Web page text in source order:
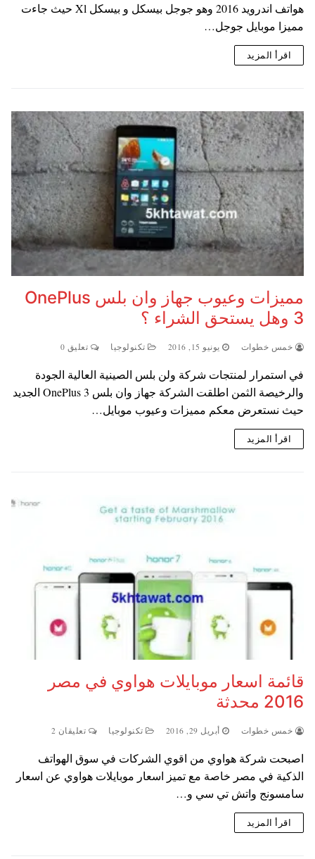
هواتف اندرويد 2016 وهو جوجل بيسكل و بيسكل Xl حيث جاءت
مميزا موبايل جوجل…
اقرأ المزيد
مميزات وعيوب جهاز وان بلس OnePlus
3 وهل يستحق الشراء ؟
خمس خطوات يونيو 15, 2016 تكنولوجيا تعليق 0
في استمرار لمنتجات شركة ولن بلس الصينية العالية الجودة
والرخيصة الثمن اطلقت الشركة جهاز وان بلس 3 OnePlus الجديد
حيث نستعرض معكم مميزات وعيوب موبايل…
اقرأ المزيد
قائمة اسعار موبايلات هواوي في مصر
2016 محدثة
خمس خطوات أبريل 29, 2016 تكنولوجيا تعليقان 2
اصبحت شركة هواوي من اقوي الشركات في سوق الهواتف
الذكية في مصر خاصة مع تميز اسعار موبايلات هواوي عن اسعار
سامسونج واتش تي سي و…
اقرأ المزيد